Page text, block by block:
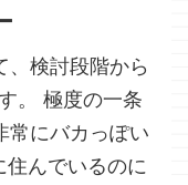
検討段階から
。 極度の一条
常にバカっぽい
んでいるのに